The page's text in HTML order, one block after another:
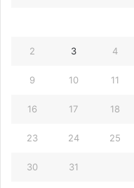
2 3 4
9 10 11
16 17 18
23 24 25
30 31